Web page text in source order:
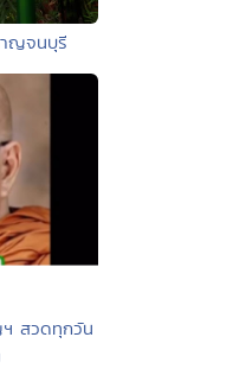
ญจนบุรี
สวดทุกวัน